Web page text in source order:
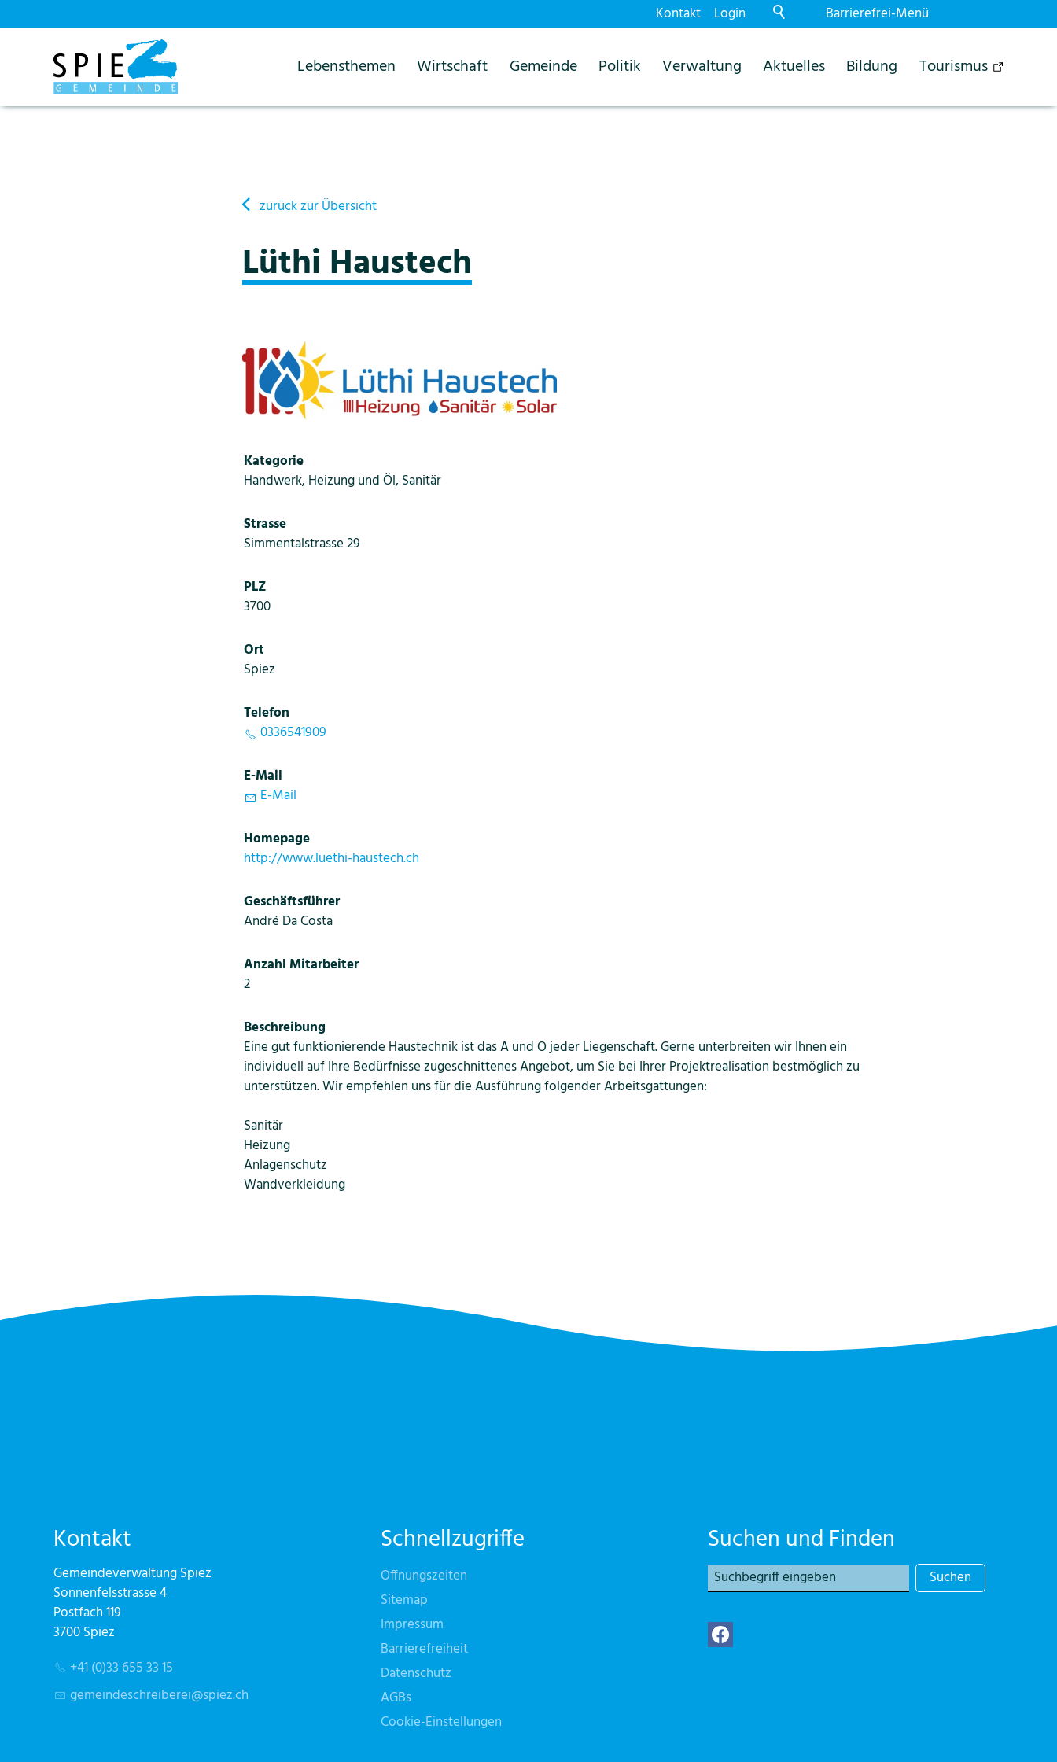
Barrierefrei-Menü
Schrift
Login
Kontakt
Lebensthemen Wirtschaft Gemeinde Politik Verwaltung Aktuelles Bildung Tourismus
Startseite Details
zurück zur Übersicht
Lüthi Haustech
Kategorie
Handwerk, Heizung und Öl, Sanitär
Strasse
Simmentalstrasse 29
PLZ
3700
Ort
Spiez
Telefon
0336541909
E-Mail
E-Mail
Homepage
http://www.luethi-haustech.ch
Geschäftsführer
André Da Costa
Anzahl Mitarbeiter
2
Beschreibung
Eine gut funktionierende Haustechnik ist das A und O jeder Liegenschaft. Gerne unterbreiten wir Ihnen ein
individuell auf Ihre Bedürfnisse zugeschnittenes Angebot, um Sie bei Ihrer Projektrealisation bestmöglich zu
unterstützen. Wir empfehlen uns für die Ausführung folgender Arbeitsgattungen:
Sanitär
Heizung
Anlagenschutz
Wandverkleidung
Kontakt
Gemeindeverwaltung Spiez
Sonnenfelsstrasse 4
Postfach 119
3700 Spiez
+41 (0)33 655 33 15
g m nd schr b r sp zch
Schnellzugriffe
Öffnungszeiten
Sitemap
Impressum
Barrierefreiheit
Datenschutz
AGBs
Cookie-Einstellungen
Suchen und Finden
Suchen